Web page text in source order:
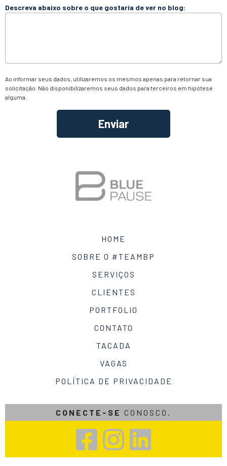
Descreva abaixo sobre o que gostaria de ver no blog:
Ao informar seus dados, utilizaremos os mesmos apenas para retornar sua
solicitação. Não disponibilizaremos seus dados para terceiros em hipótese
alguma.
HOME
SOBRE O #TEAMBP
SERVIÇOS
CLIENTES
PORTFOLIO
CONTATO
TACADA
VAGAS
POLÍTICA DE PRIVACIDADE
CONECTE-SE CONOSCO.